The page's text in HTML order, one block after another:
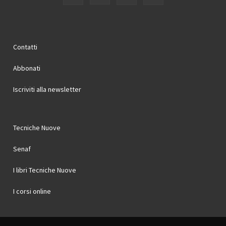
Contatti
Abbonati
Iscriviti alla newsletter
Tecniche Nuove
Senaf
I libri Tecniche Nuove
I corsi online